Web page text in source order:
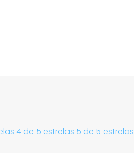
4 de 5 estrelas 5 de 5 estrelas